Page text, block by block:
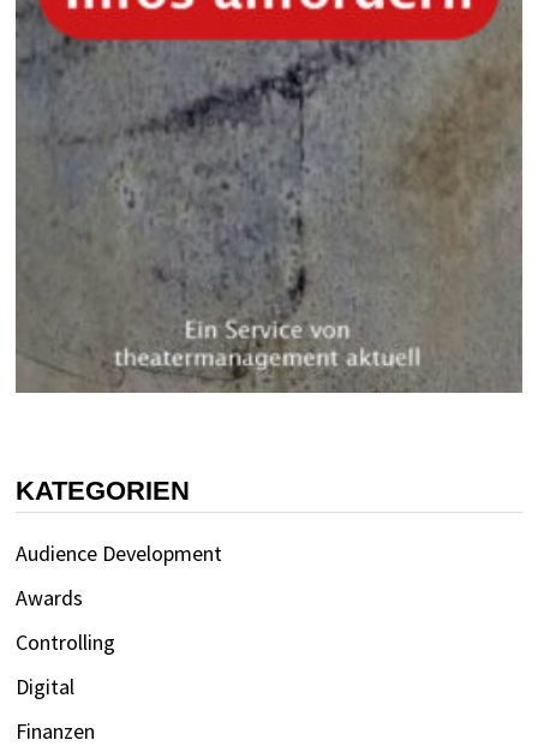
KATEGORIEN
Audience Development
Awards
Controlling
Digital
Finanzen